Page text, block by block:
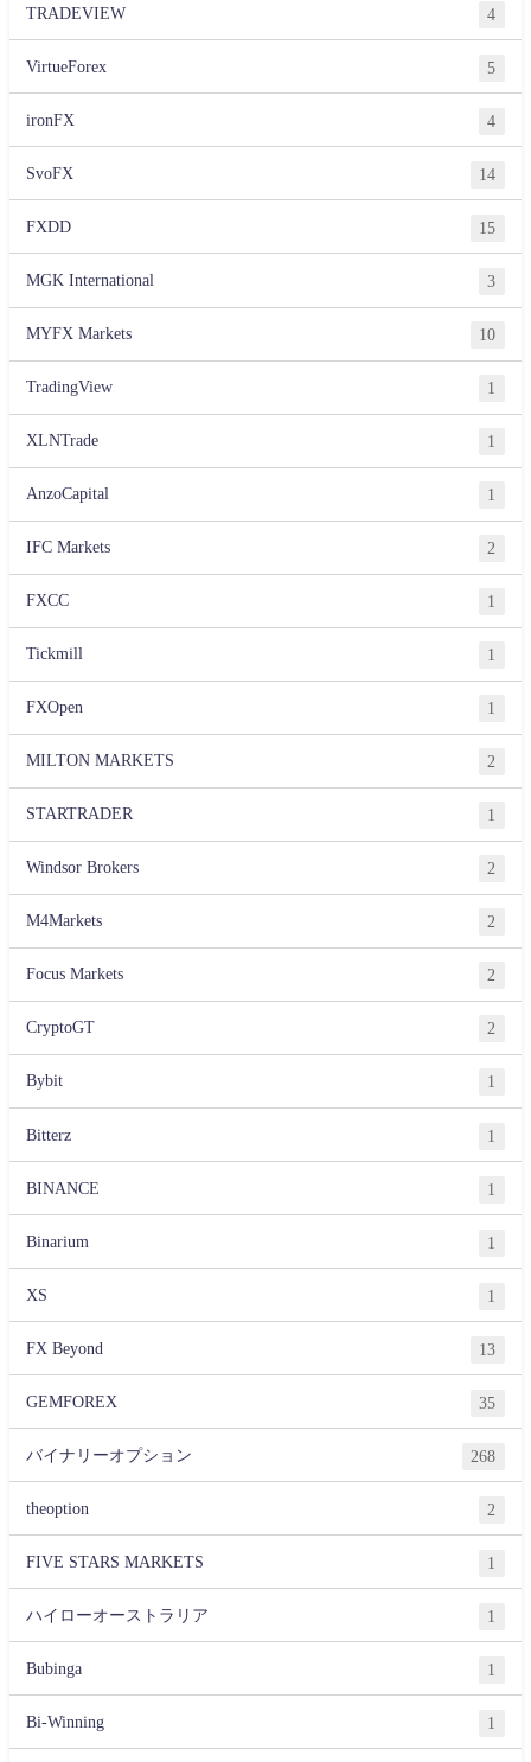
TRADEVIEW 4
VirtueForex 5
ironFX 4
SvoFX 14
FXDD 15
MGK International 3
MYFX Markets 10
TradingView 1
XLNTrade 1
AnzoCapital 1
IFC Markets 2
FXCC 1
Tickmill 1
FXOpen 1
MILTON MARKETS 2
STARTRADER 1
Windsor Brokers 2
M4Markets 2
Focus Markets 2
CryptoGT 2
Bybit 1
Bitterz 1
BINANCE 1
Binarium 1
XS 1
FX Beyond 13
GEMFOREX 35
バイナリーオプション 268
theoption 2
FIVE STARS MARKETS 1
ハイローオーストラリア 1
Bubinga 1
Bi-Winning 1